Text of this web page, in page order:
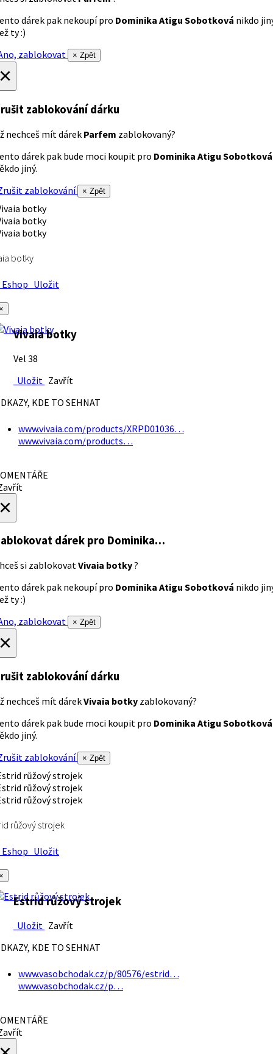
dárek pak nekoupí pro Dominika Atigu Sobotková nikdo
ty :)
zablokovat
× Zpět
zablokování dárku
nechceš mít dárek Parfem zablokovaný?
dárek pak bude moci koupit pro Dominika Atigu Sobotková
jiný.
zablokování
× Zpět
botky
Uložit
Vivaia botky
Vel 38
Uložit Zavřít
KDE TO SEHNAT
www.vivaia.com/products/XRPD01036…
www.vivaia.com/products…
dárek pro Dominika…
si zablokovatVivaia botky?
dárek pak nekoupí pro Dominika Atigu Sobotková nikdo
ty :)
zablokovat
× Zpět
zablokování dárku
nechceš mít dárekVivaia botky zablokovaný?
dárek pak bude moci koupit pro Dominika Atigu Sobotková
jiný.
zablokování
× Zpět
růžový strojek
Uložit
Estrid růžový strojek
Uložit Zavřít
KDE TO SEHNAT
www.vasobchodak.cz/p/80576/estrid…
www.vasobchodak.cz/p…